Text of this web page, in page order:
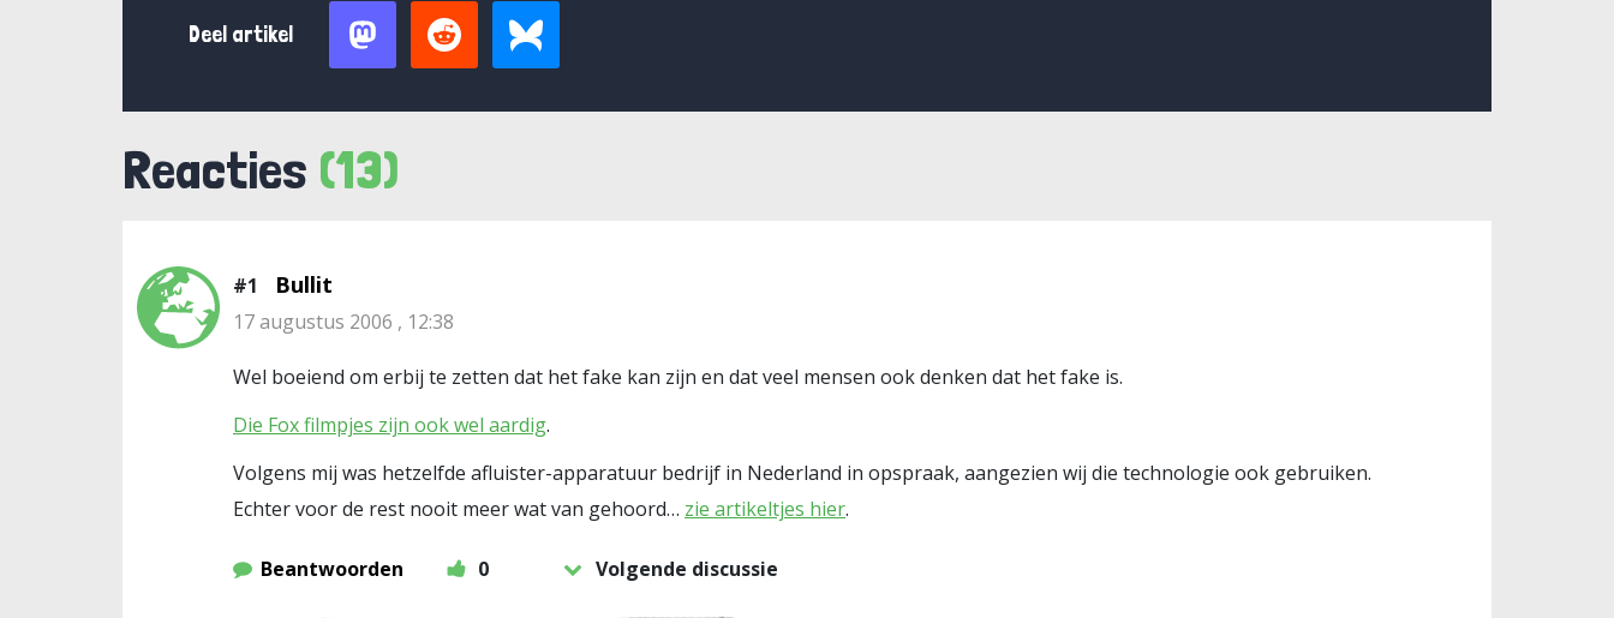
Deel artikel
Reacties (13)
#1 Bullit
17 augustus 2006 , 12:38
Wel boeiend om erbij te zetten dat het fake kan zijn en dat veel mensen ook denken dat het fake is.
Die Fox filmpjes zijn ook wel aardig.
Volgens mij was hetzelfde afluister-apparatuur bedrijf in Nederland in opspraak, aangezien wij die technologie ook gebruiken.
Echter voor de rest nooit meer wat van gehoord… zie artikeltjes hier.
Beantwoorden 0 Volgende discussie